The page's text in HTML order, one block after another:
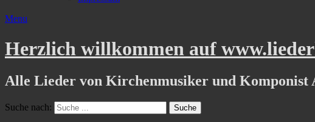
Menu
Herzlich willkommen auf
Alle Lieder von Kirchenmusiker und Komponist
Suche nach: